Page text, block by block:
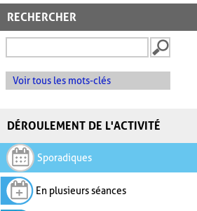
RECHERCHER
Voir tous les mots-clés
DÉROULEMENT DE L'ACTIVITÉ
Sporadiques
En plusieurs séances